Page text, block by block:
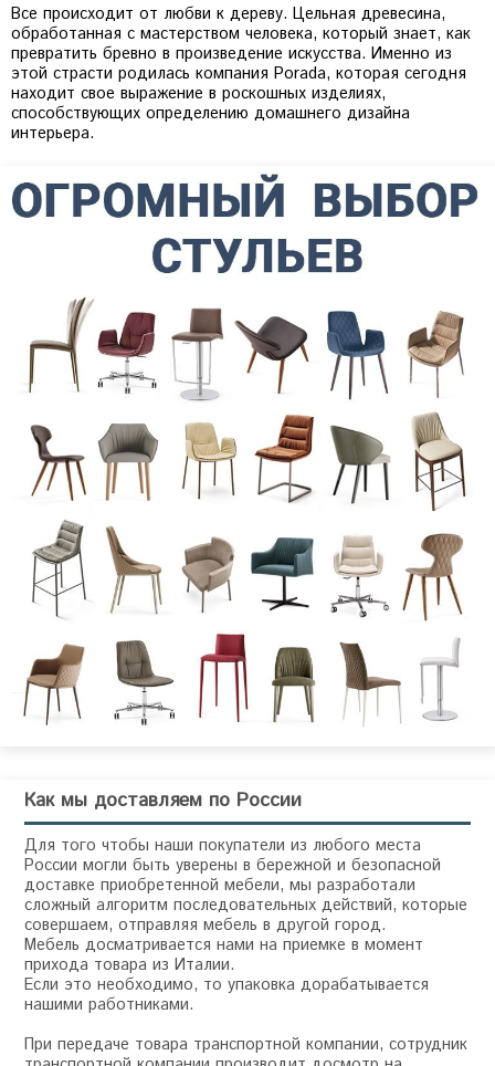
Все происходит от любви к дереву. Цельная древесина,
обработанная с мастерством человека, который знает, как
превратить бревно в произведение искусства. Именно из
этой страсти родилась компания Porada, которая сегодня
находит свое выражение в роскошных изделиях,
способствующих определению домашнего дизайна
Как мы доставляем по России
Для того чтобы наши покупатели из любого места
России могли быть уверены в бережной и безопасной
доставке приобретенной мебели, мы разработали
сложный алгоритм последовательных действий, которые
совершаем, отправляя мебель в другой город.
Мебель досматривается нами на приемке в момент
прихода товара из Италии.
Если это необходимо, то упаковка дорабатывается
нашими работниками.
При передаче товара транспортной компании, сотрудник